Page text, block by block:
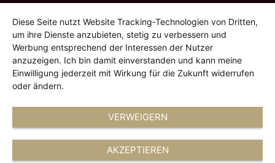
Diese Seite nutzt Website Tracking-Technologien von Dritten,
um ihre Dienste anzubieten, stetig zu verbessern und
Werbung entsprechend der Interessen der Nutzer
anzuzeigen. Ich bin damit einverstanden und kann meine
Einwilligung jederzeit mit Wirkung für die Zukunft widerrufen
oder ändern.
VERWEIGERN
AKZEPTIEREN